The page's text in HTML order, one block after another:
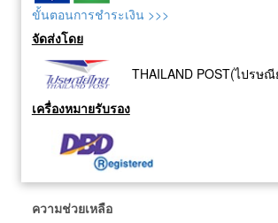
ขั้นตอนการชำระเงิน >>>
จัดส่งโดย
THAILAND POST(ไปรษณี
เครื่องหมายรับรอง
ความช่วยเหลือ